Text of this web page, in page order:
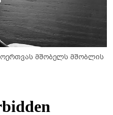
მშობელს მშობლის